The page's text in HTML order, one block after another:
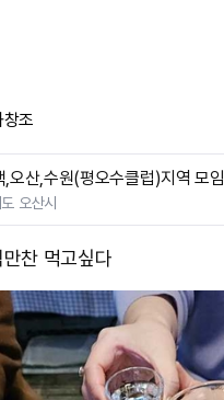
조
,오산,수원(평오수클럽)지역 모임
오산시
찬 먹고싶다